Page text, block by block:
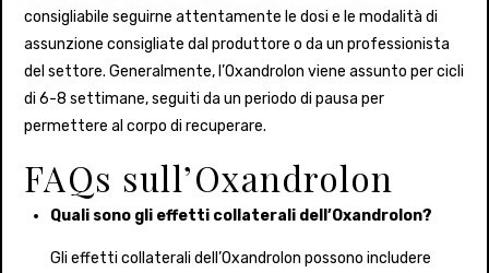
consigliabile seguirne attentamente le dosi e le modalità di
assunzione consigliate dal produttore o da un professionista
del settore. Generalmente, l’Oxandrolon viene assunto per cicli
di 6-8 settimane, seguiti da un periodo di pausa per
permettere al corpo di recuperare.
FAQs sull’Oxandrolon
Quali sono gli effetti collaterali dell’Oxandrolon?
Gli effetti collaterali dell’Oxandrolon possono includere